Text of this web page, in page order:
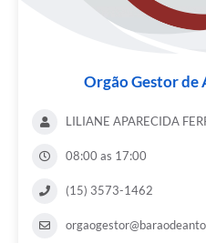
Orgão Gestor de
LILIANE APARECIDA
08:00 as 17:00
(15) 3573-1462